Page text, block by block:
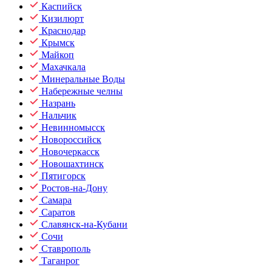
Каспийск
Кизилюрт
Краснодар
Крымск
Майкоп
Махачкала
Минеральные Воды
Набережные челны
Назрань
Нальчик
Невинномысск
Новороссийск
Новочеркасск
Новошахтинск
Пятигорск
Ростов-на-Дону
Самара
Саратов
Славянск-на-Кубани
Сочи
Ставрополь
Таганрог